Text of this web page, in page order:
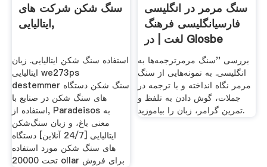
سنگ شکن شرکت های
ایتالیایی,
استفاده سنگ شکن ایتالیایی. زبان
ایتالیایی we273ps
destemmer سنگ شکن دستگاه
های سنگ شکن در صنایع با
استفاده از, Paradeisos به
معنی باغ، و زبان سنگ‌شکن
ایتالیایی [24/7 آنلاین] دستگاه
های سنگ شکن مورد استفاده
تحت 20000 ollar برای فروش
سنگ مرمر در انگلیسی
فارسیانگلیسی فرهنگ
لغت | در Glosbe
بررسی ''سنگ مرمرترجمه‌ها به
انگلیسی. به نمونه‌هایی از سنگ
مرمر نگاه انداخته و با ترجمه در
جملات، گوش دادن به تلفظ و
تمرین گرامر، زبان را بیاموزید.